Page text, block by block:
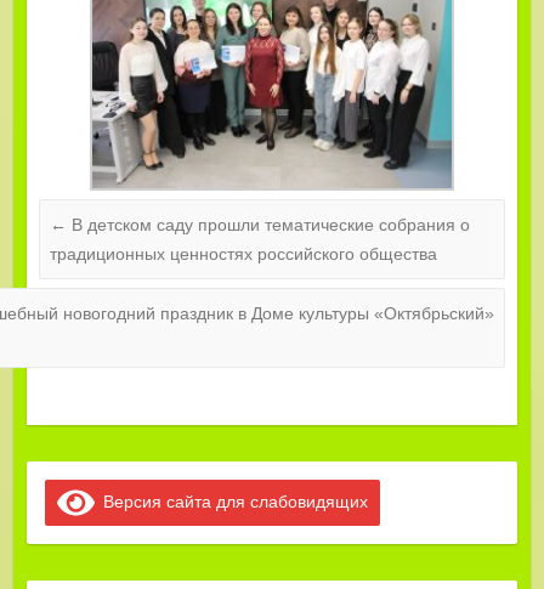
← В детском саду прошли тематические собрания о
традиционных ценностях российского общества
новогодний праздник в Доме культуры «Октябрьский»
Версия сайта для слабовидящих